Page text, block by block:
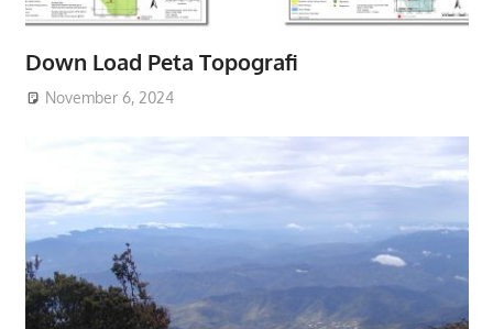
Down Load Peta Topografi
November 6, 2024